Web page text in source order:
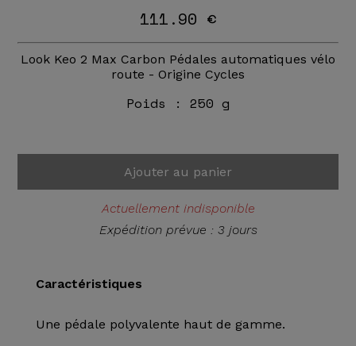
111.90 €
Look Keo 2 Max Carbon Pédales automatiques vélo
route - Origine Cycles
Poids : 250 g
Ajouter au panier
Actuellement indisponible
Expédition prévue : 3 jours
Caractéristiques
Une pédale polyvalente haut de gamme.